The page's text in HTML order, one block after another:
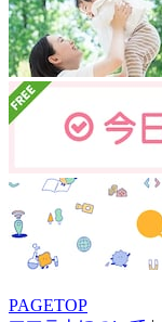
PAGETOP